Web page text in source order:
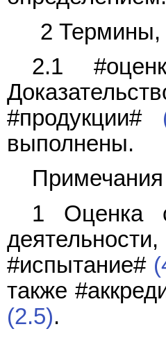
2 Термины,
2.1
#продукции#
выполнены.
Примечания
1 Оценка
#испытание#
также
(2.5).